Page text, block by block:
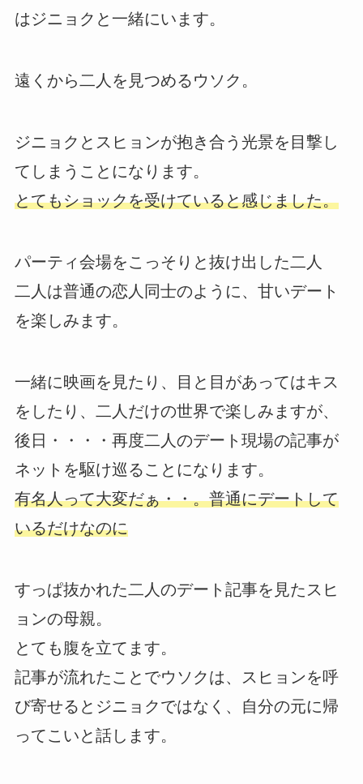
はジニョクと一緒にいます。
遠くから二人を見つめるウソク。
ジニョクとスヒョンが抱き合う光景を目撃し
てしまうことになります。
とてもショックを受けていると感じました。
パーティ会場をこっそりと抜け出した二人
二人は普通の恋人同士のように、甘いデート
を楽しみます。
一緒に映画を見たり、目と目があってはキス
をしたり、二人だけの世界で楽しみますが、
後日・・・・再度二人のデート現場の記事が
ネットを駆け巡ることになります。
有名人って大変だぁ・・。普通にデートして
いるだけなのに
すっぱ抜かれた二人のデート記事を見たスヒ
ョンの母親。
とても腹を立てます。
記事が流れたことでウソクは、スヒョンを呼
び寄せるとジニョクではなく、自分の元に帰
ってこいと話します。